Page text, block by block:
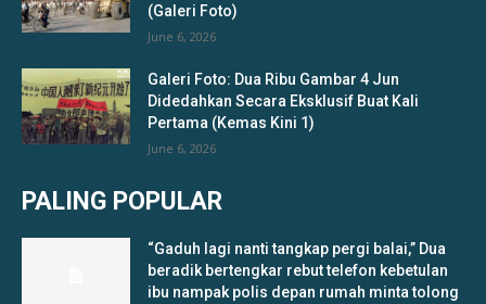
(Galeri Foto)
June 6, 2026
Galeri Foto: Dua Ribu Gambar 4 Jun
Didedahkan Secara Eksklusif Buat Kali
Pertama (Kemas Kini 1)
June 6, 2026
PALING POPULAR
“Gaduh lagi nanti tangkap pergi balai,” Dua
beradik bertengkar rebut telefon kebetulan
ibu nampak polis depan rumah minta tolong